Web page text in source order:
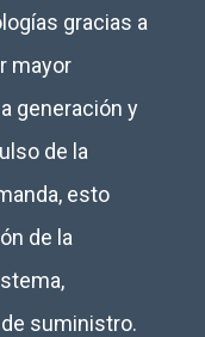
gracias a
mayor
generación y
de la
esto
de la
suministro.